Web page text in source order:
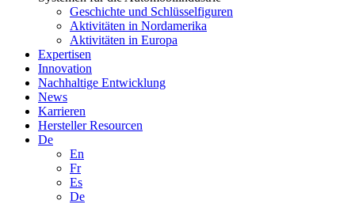
Geschichte und Schlüsselfiguren
Aktivitäten in Nordamerika
Aktivitäten in Europa
Expertisen
Innovation
Nachhaltige Entwicklung
News
Karrieren
Hersteller Resourcen
De
En
Fr
Es
De